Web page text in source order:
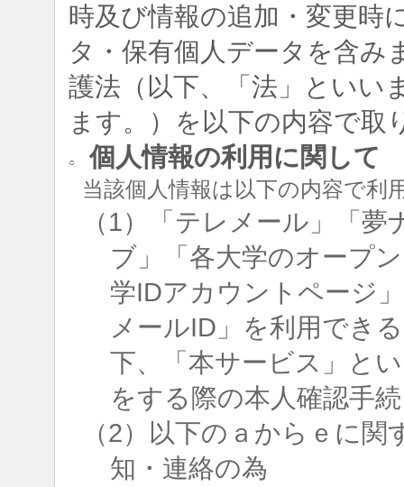
時及び情報の追加・変更時
タ・保有個人データを含み
護法（以下、「法」といい
ます。）を以下の内容で取
○ 個人情報の利用に関して
当該個人情報は以下の内容で利
（1）「テレメール」「
ブ」「各大学のオープ
学IDアカウントページ
メールID」を利用でき
下、「本サービス」と
をする際の本人確認手
（2）以下のａからｅに
知・連絡の為